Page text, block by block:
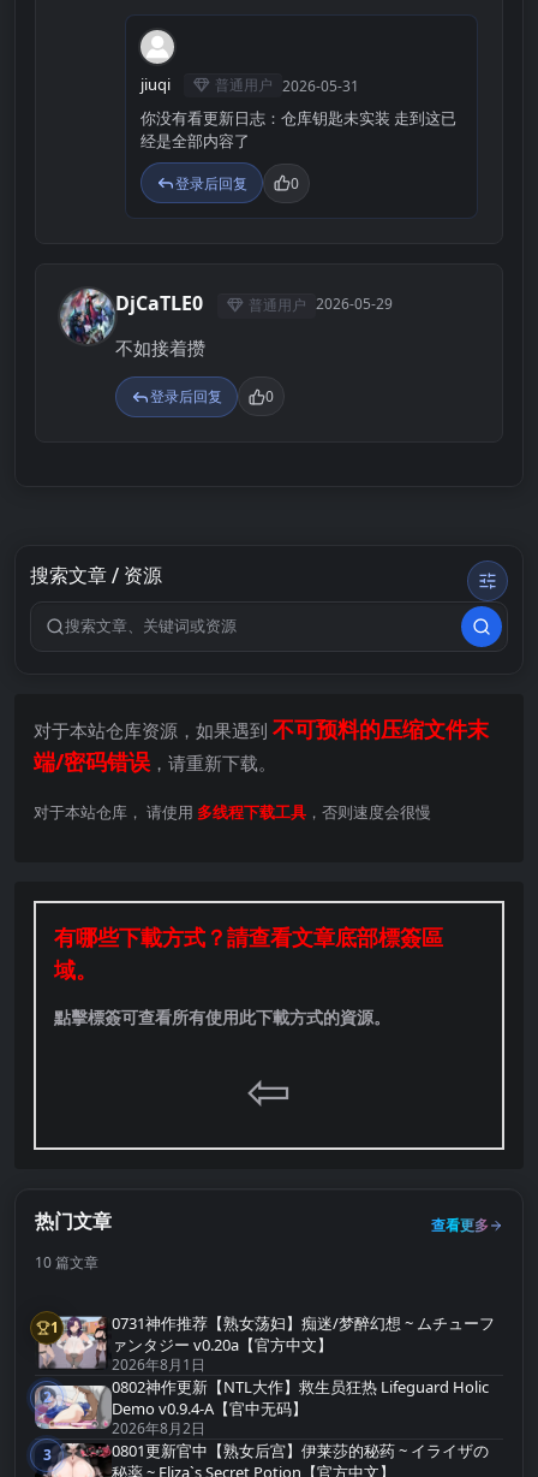
J
jiuqi 普通用户 2026-05-31
你没有看更新日志：仓库钥匙未实装 走到这已
经是全部内容了
登录后回复 0
D DjCaTLE0 普通用户 2026-05-29
不如接着攒
登录后回复 0
搜索文章 / 资源
搜索关键词
对于本站仓库资源，如果遇到 不可预料的压缩文件末
端/密码错误 ，请重新下载。
对于本站仓库， 请使用 多线程下载工具 ，否则速度会很慢
有哪些下載方式？請查看文章底部標簽區
域。
點擊標簽可查看所有使用此下載方式的資源。
⇦
热门文章
查看更多
10 篇文章
第1名
1
0731神作推荐【熟女荡妇】痴迷/梦醉幻想 ~ ムチューフ
ァンタジー v0.20a【官方中文】
2026年8月1日
第2名
2
0802神作更新【NTL大作】救生员狂热 Lifeguard Holic
Demo v0.9.4-A【官中无码】
2026年8月2日
第3名
3
0801更新官中【熟女后宫】伊莱莎的秘药 ~ イライザの
秘薬 ~ Eliza`s Secret Potion【官方中文】